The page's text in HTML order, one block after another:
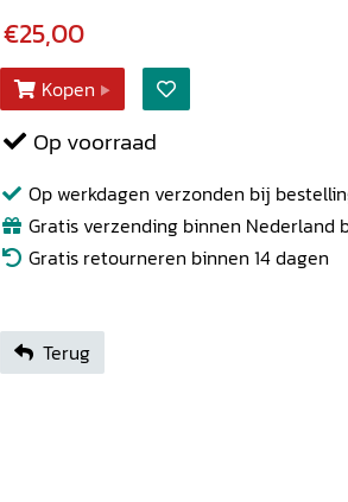
€25,00
Kopen
Op voorraad
Op werkdagen verzonden bij
Gratis verzending binnen Nederland
Gratis retourneren binnen 14 dagen
Terug